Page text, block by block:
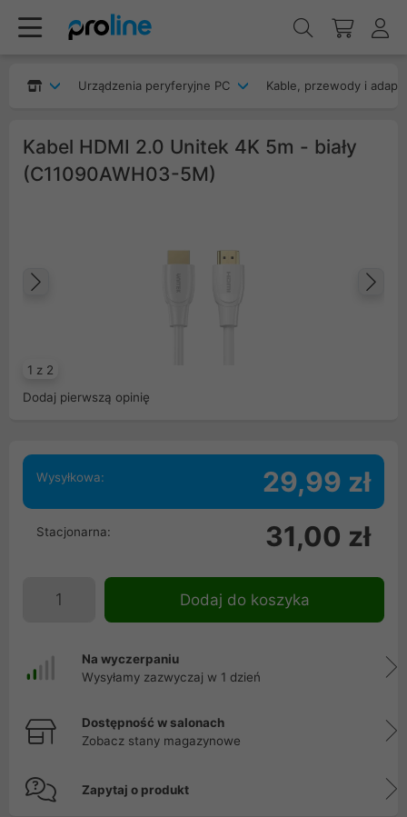
Urządzenia peryferyjne PC Kable, przewody i
Kabel HDMI 2.0 Unitek 4K 5m - biały
(C11090AWH03-5M)
1 z 2
Dodaj pierwszą opinię
Wysyłkowa: 29,99 zł
Stacjonarna: 31,00 zł
Dodaj do koszyka
Na wyczerpaniu
Wysyłamy zazwyczaj w 1 dzień
Dostępność w salonach
Zobacz stany magazynowe
Zapytaj o produkt